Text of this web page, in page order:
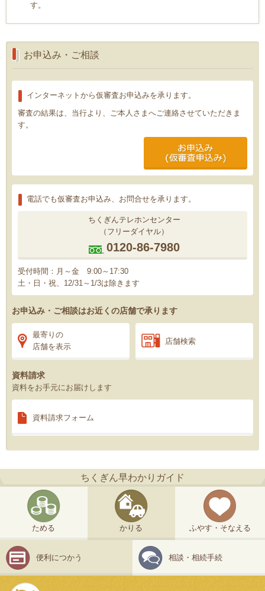
す。
お申込み・ご相談
インターネットから仮審査お申込みを承ります。
審査の結果は、当行より、ご本人さまへご連絡させていただきま
す。
電話でも仮審査お申込み、お問合せを承ります。
ちくぎんテレホンセンター
（フリーダイヤル）
0120-86-7980
受付時間：月～金 9:00～17:30
土・日・祝、12/31～1/3は除きます
お申込み・ご相談はお近くの店舗で承ります
最寄りの
店舗を表示
店舗検索
資料請求
資料をお手元にお届けします
資料請求フォーム
ちくぎん早わかりガイド
ためる かりる ふやす・そなえる
便利につかう 相談・相続手続